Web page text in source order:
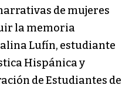
de mujeres
la memoria
Lufín, estudiante
Hispánica y
de Estudiantes de